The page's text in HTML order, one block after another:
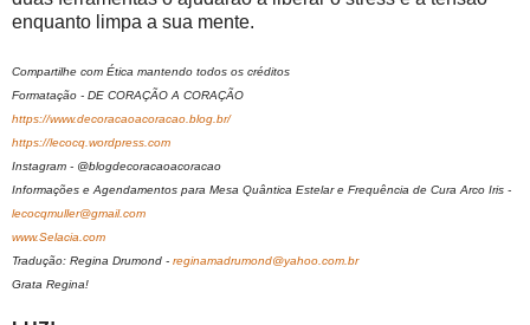
enquanto limpa a sua mente.
Compartilhe com Ética mantendo todos os créditos
Formatação - DE CORAÇÃO A CORAÇÃO
https://www.decoracaoacoracao.blog.br/
https://lecocq.wordpress.com
Instagram - @blogdecoracaoacoracao
Informações e Agendamentos para Mesa Quântica Estelar e Frequência de Cura Arco Iris -
lecocqmuller@gmail.com
www.Selacia.com
Tradução: Regina Drumond - reginamadrumond@yahoo.com.br
Grata Regina!